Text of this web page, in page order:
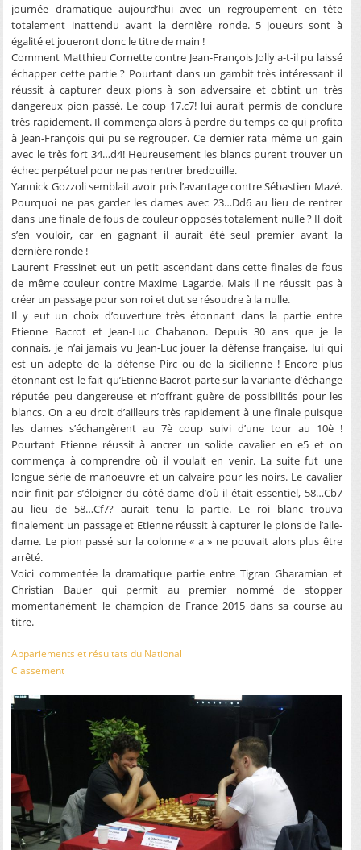
journée dramatique aujourd’hui avec un regroupement en tête
totalement inattendu avant la dernière ronde. 5 joueurs sont à
égalité et joueront donc le titre de main !
Comment Matthieu Cornette contre Jean-François Jolly a-t-il pu laissé
échapper cette partie ? Pourtant dans un gambit très intéressant il
réussit à capturer deux pions à son adversaire et obtint un très
dangereux pion passé. Le coup 17.c7! lui aurait permis de conclure
très rapidement. Il commença alors à perdre du temps ce qui profita
à Jean-François qui pu se regrouper. Ce dernier rata même un gain
avec le très fort 34…d4! Heureusement les blancs purent trouver un
échec perpétuel pour ne pas rentrer bredouille.
Yannick Gozzoli semblait avoir pris l’avantage contre Sébastien Mazé.
Pourquoi ne pas garder les dames avec 23…Dd6 au lieu de rentrer
dans une finale de fous de couleur opposés totalement nulle ? Il doit
s’en vouloir, car en gagnant il aurait été seul premier avant la
dernière ronde !
Laurent Fressinet eut un petit ascendant dans cette finales de fous
de même couleur contre Maxime Lagarde. Mais il ne réussit pas à
créer un passage pour son roi et dut se résoudre à la nulle.
Il y eut un choix d’ouverture très étonnant dans la partie entre
Etienne Bacrot et Jean-Luc Chabanon. Depuis 30 ans que je le
connais, je n’ai jamais vu Jean-Luc jouer la défense française, lui qui
est un adepte de la défense Pirc ou de la sicilienne ! Encore plus
étonnant est le fait qu’Etienne Bacrot parte sur la variante d’échange
réputée peu dangereuse et n’offrant guère de possibilités pour les
blancs. On a eu droit d’ailleurs très rapidement à une finale puisque
les dames s’échangèrent au 7è coup suivi d’une tour au 10è !
Pourtant Etienne réussit à ancrer un solide cavalier en e5 et on
commença à comprendre où il voulait en venir. La suite fut une
longue série de manoeuvre et un calvaire pour les noirs. Le cavalier
noir finit par s’éloigner du côté dame d’où il était essentiel, 58…Cb7
au lieu de 58…Cf7? aurait tenu la partie. Le roi blanc trouva
finalement un passage et Etienne réussit à capturer le pions de l’aile-
dame. Le pion passé sur la colonne « a » ne pouvait alors plus être
arrêté.
Voici commentée la dramatique partie entre Tigran Gharamian et
Christian Bauer qui permit au premier nommé de stopper
momentanément le champion de France 2015 dans sa course au
titre.
Appariements et résultats du National
Classement